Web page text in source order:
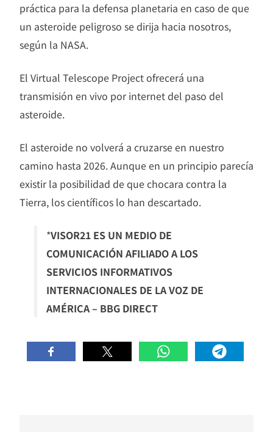
práctica para la defensa planetaria en caso de que
un asteroide peligroso se dirija hacia nosotros,
según la NASA.
El Virtual Telescope Project ofrecerá una
transmisión en vivo por internet del paso del
asteroide.
El asteroide no volverá a cruzarse en nuestro
camino hasta 2026. Aunque en un principio parecía
existir la posibilidad de que chocara contra la
Tierra, los científicos lo han descartado.
*VISOR21 ES UN MEDIO DE
COMUNICACIÓN AFILIADO A LOS
SERVICIOS INFORMATIVOS
INTERNACIONALES DE LA VOZ DE
AMÉRICA – BBG DIRECT